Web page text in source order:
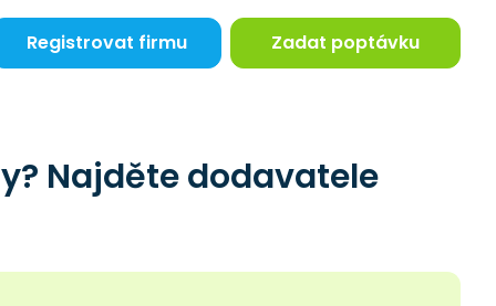
Registrovat firmu Zadat poptávku
Najděte dodavatele